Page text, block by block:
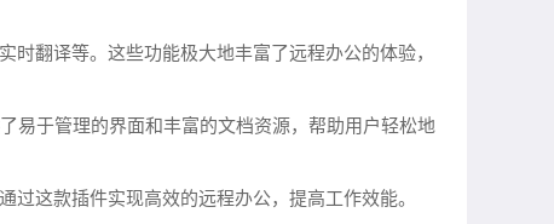
翻译等。这些功能极大地丰富了远程办公的体验，
易于管理的界面和丰富的文档资源，帮助用户轻松地
这款插件实现高效的远程办公，提高工作效能。